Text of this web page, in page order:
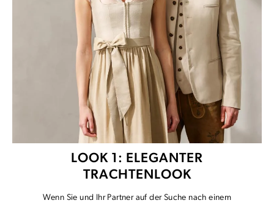
LOOK 1: ELEGANTER
TRACHTENLOOK
Wenn Sie und Ihr Partner auf der Suche nach einem